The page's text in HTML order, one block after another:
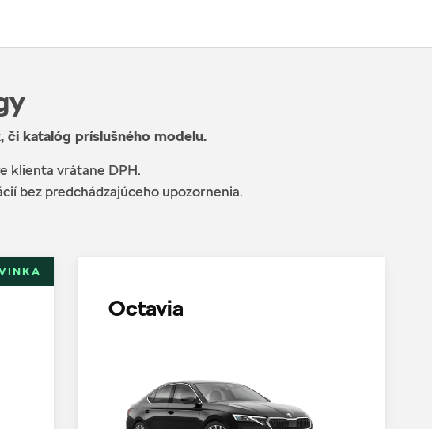
či katalóg príslušného modelu.
klienta vrátane DPH.
bez predchádzajúceho upozornenia.
Octavia